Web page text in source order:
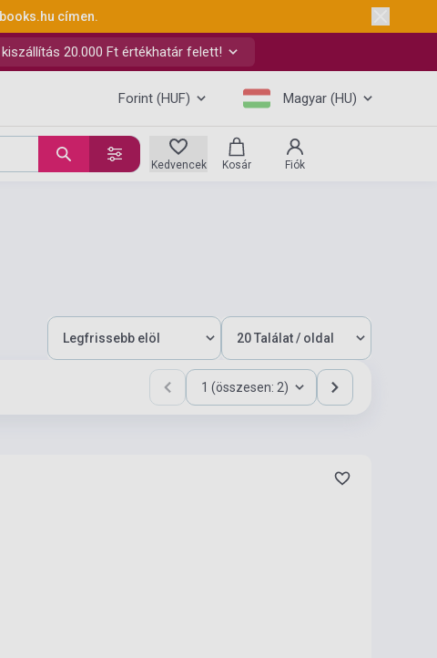
címen.
20.000 Ft értékhatár felett!
Forint (HUF) Magyar (HU)
Kedvencek Kosár Fiók
1 (összesen: 2)